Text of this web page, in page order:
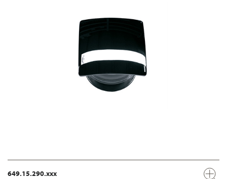
649.15.290.xxx